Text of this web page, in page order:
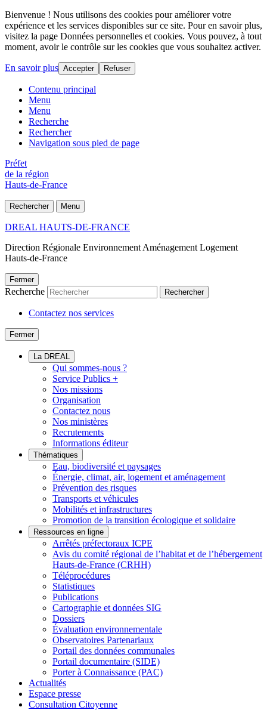
Bienvenue ! Nous utilisons des cookies pour améliorer votre
expérience et les services disponibles sur ce site. Pour en savoir plus,
visitez la page Données personnelles et cookies. Vous pouvez, à tout
moment, avoir le contrôle sur les cookies que vous souhaitez activer.
En savoir plus Accepter Refuser
Contenu principal
Menu
Menu
Recherche
Rechercher
Navigation sous pied de page
Préfet
de la région
Hauts-de-France
Rechercher Menu
DREAL HAUTS-DE-FRANCE
Direction Régionale Environnement Aménagement Logement
Hauts-de-France
Fermer
Recherche Rechercher
Contactez nos services
Fermer
La DREAL
Qui sommes-nous ?
Service Publics +
Nos missions
Organisation
Contactez nous
Nos ministères
Recrutements
Informations éditeur
Thématiques
Eau, biodiversité et paysages
Énergie, climat, air, logement et aménagement
Prévention des risques
Transports et véhicules
Mobilités et infrastructures
Promotion de la transition écologique et solidaire
Ressources en ligne
Arrêtés préfectoraux ICPE
Avis du comité régional de l’habitat et de l’hébergement
Hauts-de-France (CRHH)
Téléprocédures
Statistiques
Publications
Cartographie et données SIG
Dossiers
Évaluation environnementale
Observatoires Partenariaux
Portail des données communales
Portail documentaire (SIDE)
Porter à Connaissance (PAC)
Actualités
Espace presse
Consultation Citoyenne